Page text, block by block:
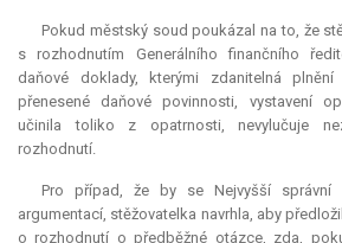
Pokud městský soud poukázal na to, že
s rozhodnutím Generálního finančního
daňové doklady, kterými zdanitelná
přenesené daňové povinnosti, vystavení
učinila toliko z opatrnosti, nevylučuje
rozhodnutí.
Pro případ, že by se Nejvyšší
argumentací, stěžovatelka navrhla, aby
o rozhodnutí o předběžné otázce, zda,